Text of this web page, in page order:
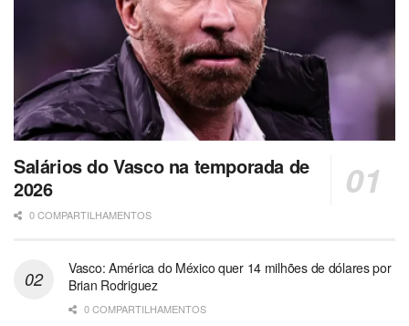
Salários do Vasco na temporada de
2026
0 COMPARTILHAMENTOS
Vasco: América do México quer 14 milhões de dólares por
Brian Rodriguez
0 COMPARTILHAMENTOS